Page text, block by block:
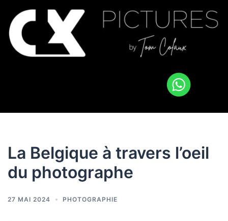
La Belgique à travers l’oeil
du photographe
27 MAI 2024 PHOTOGRAPHIE